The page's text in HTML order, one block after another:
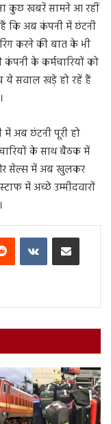
कुछ खबरें सामने आ रहीं
कि अब कंपनी में छंटनी
करने की बात के भी
के कर्मचारियों को
ये सवाल खड़े हो रहें हैं
में अब छंटनी पूरी हो
के साथ बैठक में
और सेल्स में अब खुलकर
में अच्छे उम्मीदवारों
Reddit VKontakteShare via Email